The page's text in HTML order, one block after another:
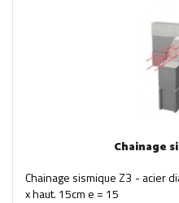
Chainage
Chainage sismique Z3 - acier
x haut. 15cm e = 15